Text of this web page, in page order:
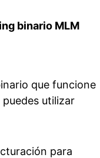
binario MLM
que funcione
utilizar
para